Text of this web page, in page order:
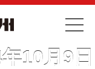
10月9日